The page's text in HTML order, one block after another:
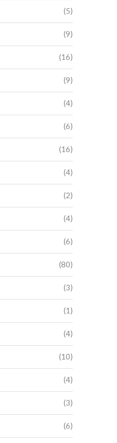
(5)
(9)
(16)
(9)
(4)
(6)
(16)
(4)
(2)
(4)
(6)
(80)
(3)
(1)
(4)
(10)
(4)
(3)
(6)